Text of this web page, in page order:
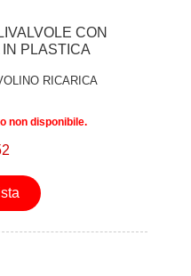
CON
IN PLASTICA
RICARICA
non disponibile.